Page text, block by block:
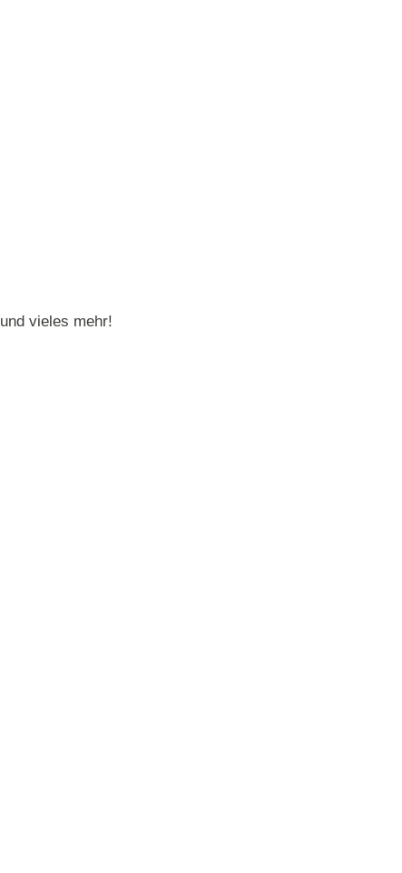
und vieles mehr!